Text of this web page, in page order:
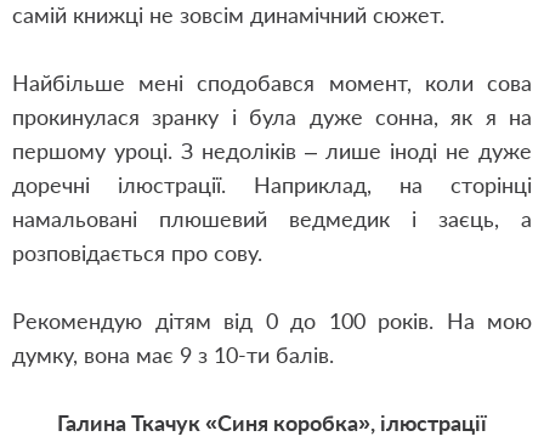
самій книжці не зовсім динамічний сюжет.
Найбільше мені сподобався момент, коли сова
прокинулася зранку і була дуже сонна, як я на
першому уроці. З недоліків – лише іноді не дуже
доречні ілюстрації. Наприклад, на сторінці
намальовані плюшевий ведмедик і заєць, а
розповідається про сову.
Рекомендую дітям від 0 до 100 років. На мою
думку, вона має 9 з 10-ти балів.
Галина Ткачук «Синя коробка», ілюстрації